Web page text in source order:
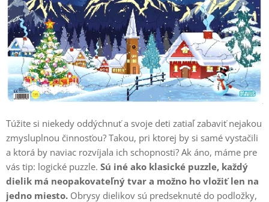
Túžite si niekedy oddýchnuť a svoje deti zatiaľ zabaviť nejakou
zmysluplnou činnosťou? Takou, pri ktorej by si samé vystačili
a ktorá by naviac rozvíjala ich schopnosti? Ak áno, máme pre
vás tip: logické puzzle. Sú iné ako klasické puzzle, každý
dielik má neopakovateľný tvar a možno ho vložiť len na
jedno miesto. Obrysy dielikov sú predseknuté do podložky,